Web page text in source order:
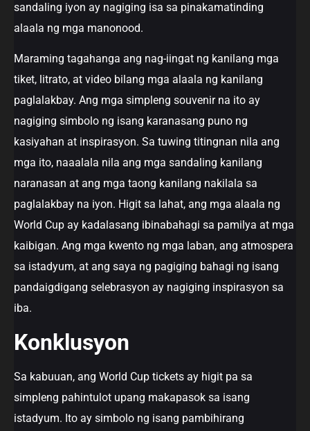
sandaling iyon ay nagiging isa sa pinakamatinding
alaala ng mga manonood.
Maraming tagahanga ang nag-iingat ng kanilang mga
tiket, litrato, at video bilang mga alaala ng kanilang
paglalakbay. Ang mga simpleng souvenir na ito ay
nagiging simbolo ng isang karanasang puno ng
kasiyahan at inspirasyon. Sa tuwing titingnan nila ang
mga ito, naaalala nila ang mga sandaling kanilang
naranasan at ang mga taong kanilang nakilala sa
paglalakbay na iyon. Higit sa lahat, ang mga alaala ng
World Cup ay kadalasang ibinabahagi sa pamilya at mga
kaibigan. Ang mga kwento ng mga laban, ang atmospera
sa istadyum, at ang saya ng pagiging bahagi ng isang
pandaigdigang selebrasyon ay nagiging inspirasyon sa
iba.
Konklusyon
Sa kabuuan, ang World Cup tickets ay higit pa sa
simpleng pahintulot upang makapasok sa isang
istadyum. Ito ay simbolo ng isang pambihirang